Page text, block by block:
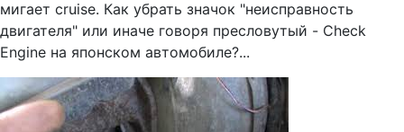
мигает cruise. Как убрать значок "неисправность
двигателя" или иначе говоря пресловутый - Check
Engine на японском автомобиле?...